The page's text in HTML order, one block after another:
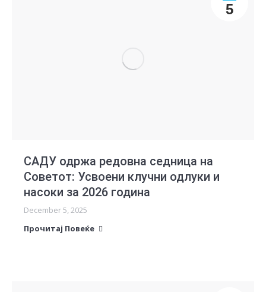
5
САДУ одржа редовна седница на
Советот: Усвоени клучни одлуки и
насоки за 2026 година
December 5, 2025
Прочитај Повеќе